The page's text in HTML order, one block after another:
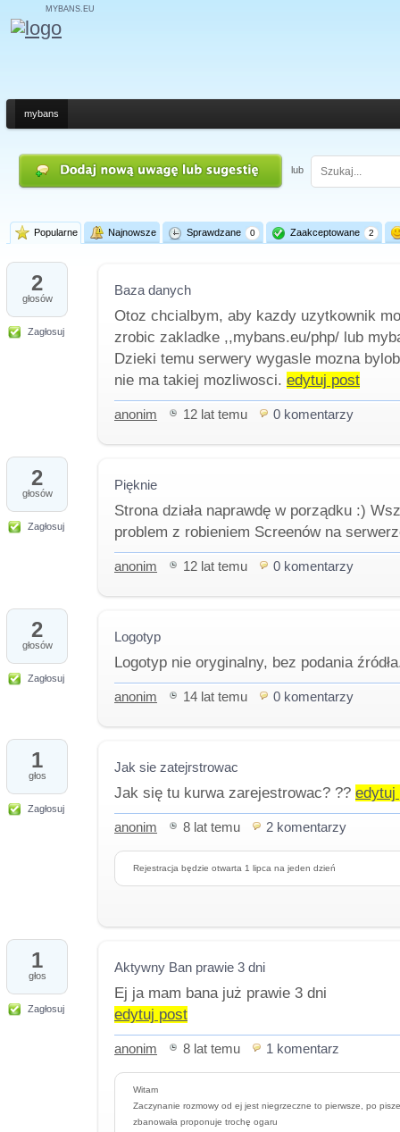
MYBANS.EU
mybans
lub
Popularne Najnowsze Sprawdzane 0 Zaakceptowane 2
2
głosów
Zagłosuj
Baza danych
Otoz chcialbym, aby kazdy uzytkownik
zrobic zakladke ,,mybans.eu/php/ lub
Dzieki temu serwery wygasle mozna
nie ma takiej mozliwosci. edytuj post
anonim 12 lat temu 0 komentarzy
2
głosów
Zagłosuj
Pięknie
Strona działa naprawdę w porządku :)
problem z robieniem Screenów na
anonim 12 lat temu 0 komentarzy
2
głosów
Zagłosuj
Logotyp
Logotyp nie oryginalny, bez podania
anonim 14 lat temu 0 komentarzy
1
głos
Zagłosuj
Jak sie zatejrstrowac
Jak się tu kurwa zarejestrowac? ?? edytuj
anonim 8 lat temu 2 komentarzy
Rejestracja będzie otwarta 1 lipca na jeden dzień
1
głos
Zagłosuj
Aktywny Ban prawie 3 dni
Ej ja mam bana już prawie 3 dni
edytuj post
anonim 8 lat temu 1 komentarz
Witam
Zaczynanie rozmowy od ej jest niegrzeczne to pierwsze, po
zbanowała proponuje trochę ogaru